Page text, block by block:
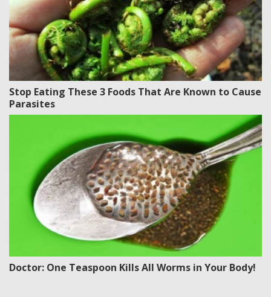
Stop Eating These 3 Foods That Are Known to Cause
Parasites
Doctor: One Teaspoon Kills All Worms in Your Body!